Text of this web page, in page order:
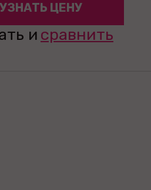
УЗНАТЬ ЦЕНУ
и сравнить